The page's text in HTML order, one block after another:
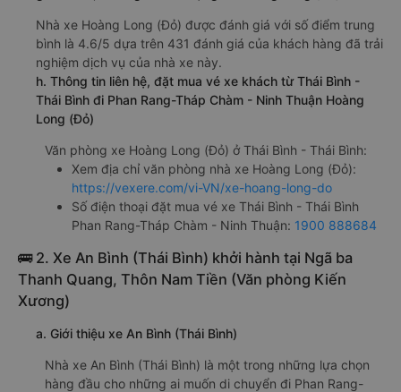
Nhà xe Hoàng Long (Đỏ) được đánh giá với số điểm trung
bình là 4.6/5 dựa trên 431 đánh giá của khách hàng đã trải
nghiệm dịch vụ của nhà xe này.
h. Thông tin liên hệ, đặt mua vé xe khách từ Thái Bình -
Thái Bình đi Phan Rang-Tháp Chàm - Ninh Thuận Hoàng
Long (Đỏ)
Văn phòng xe Hoàng Long (Đỏ) ở Thái Bình - Thái Bình:
Xem địa chỉ văn phòng nhà xe Hoàng Long (Đỏ):
https://vexere.com/vi-VN/xe-hoang-long-do
Số điện thoại đặt mua vé xe Thái Bình - Thái Bình
Phan Rang-Tháp Chàm - Ninh Thuận: 1900 888684
🚌 2. Xe An Bình (Thái Bình) khởi hành tại Ngã ba
Thanh Quang, Thôn Nam Tiền (Văn phòng Kiến
Xương)
a. Giới thiệu xe An Bình (Thái Bình)
Nhà xe An Bình (Thái Bình) là một trong những lựa chọn
hàng đầu cho những ai muốn di chuyển đi Phan Rang-